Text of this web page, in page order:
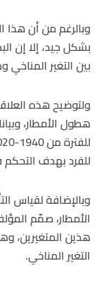
وبالرغم من أن هذا
بشكل جيد، إلا إن
بين التغير
ولتوضيح هذه
للفرد بهدف التحكم
وبالإضافة لقياس
الأمطار، صمّم
هذين المتغيرين،
التغير المناخي.